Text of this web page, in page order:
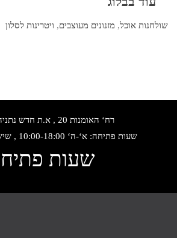
שולחנות אוכל, מזנונים מעוצבים, ויטרינות לסלון
רח‘ האומנות 20 , א.ת חדש נתניה, טלפון:
שעות פתיחה: א‘-ה‘ 10:00-18:00 , שישי: 9:00-14:00
שעות